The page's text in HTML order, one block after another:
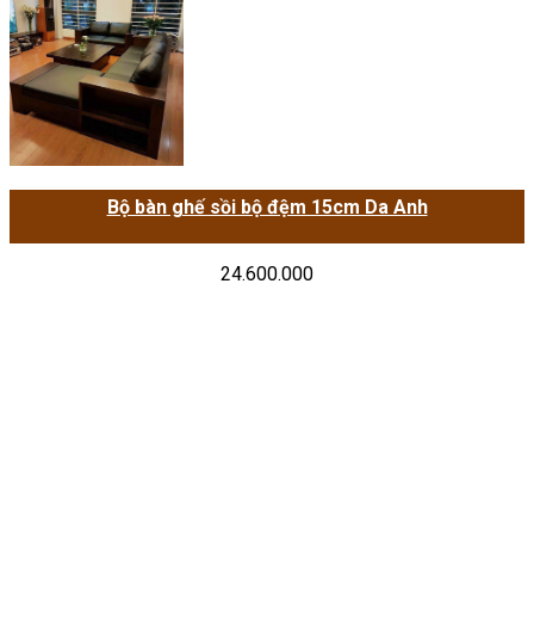
Bộ bàn ghế sồi bộ đệm 15cm Da Anh
24.600.000